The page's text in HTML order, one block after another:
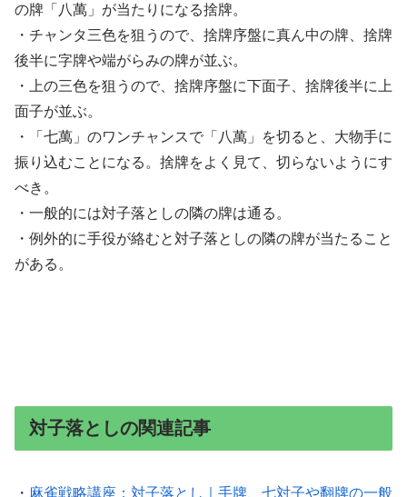
の牌「八萬」が当たりになる捨牌。
・チャンタ三色を狙うので、捨牌序盤に真ん中の牌、捨牌
後半に字牌や端がらみの牌が並ぶ。
・上の三色を狙うので、捨牌序盤に下面子、捨牌後半に上
面子が並ぶ。
・「七萬」のワンチャンスで「八萬」を切ると、大物手に
振り込むことになる。捨牌をよく見て、切らないようにす
べき。
・一般的には対子落としの隣の牌は通る。
・例外的に手役が絡むと対子落としの隣の牌が当たること
がある。
対子落としの関連記事
・ 麻雀戦略講座：対子落とし｜手牌、七対子や翻牌の一般